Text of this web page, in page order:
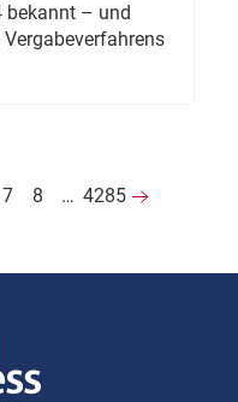
bekannt – und
7 8 … 4285